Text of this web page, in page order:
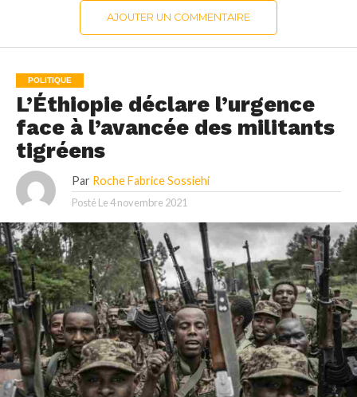
AJOUTER UN COMMENTAIRE
POLITIQUE
L’Éthiopie déclare l’urgence
face à l’avancée des militants
tigréens
Par Roche Fabrice Sossiehi
Posté Le4 novembre 2021